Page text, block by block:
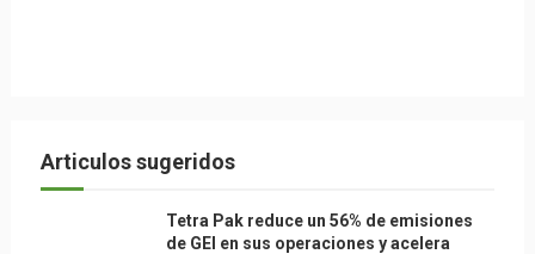
Articulos sugeridos
Tetra Pak reduce un 56% de emisiones
de GEI en sus operaciones y acelera